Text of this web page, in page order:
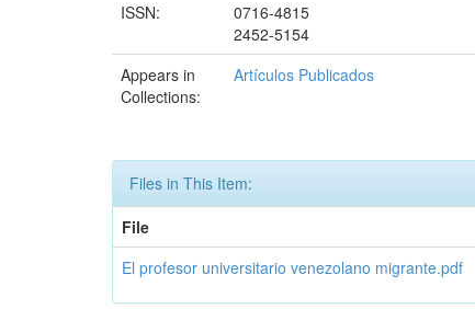
ISSN:
0716-4815
2452-5154
Appears in
Collections:
Artículos Publicados
Files in This Item:
File
El profesor universitario venezolano migrante.pdf